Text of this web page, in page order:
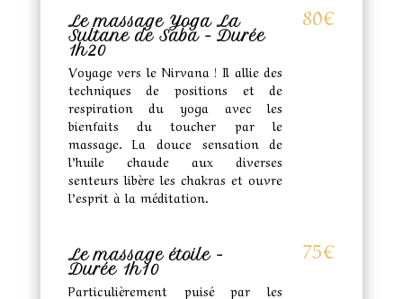
Le massage Yoga La
Sultane de Saba - Durée
1h20
Voyage vers le Nirvana ! Il allie des
techniques de positions et de
respiration du yoga avec les
bienfaits du toucher par le
massage. La douce sensation de
l’huile chaude aux diverses
senteurs libère les chakras et ouvre
l’esprit à la méditation.
80€
Le massage étoile -
Durée 1h10
Particulièrement puisé par les
75€